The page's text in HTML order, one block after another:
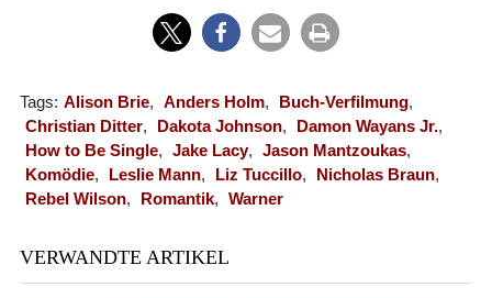
Tags: Alison Brie, Anders Holm, Buch-Verfilmung,
Christian Ditter, Dakota Johnson, Damon Wayans Jr.,
How to Be Single, Jake Lacy, Jason Mantzoukas,
Komödie, Leslie Mann, Liz Tuccillo, Nicholas Braun,
Rebel Wilson, Romantik, Warner
VERWANDTE ARTIKEL